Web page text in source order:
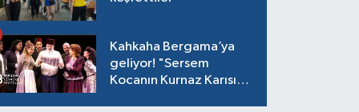
Kahkaha Bergama’ya
geliyor! "Sersem
Kocanın Kurnaz Karısı"